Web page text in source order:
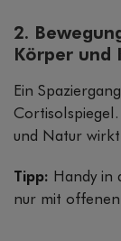
2.
Körper und
Ein
und Natur wirkt
Tipp: Handy in
nur mit offenen